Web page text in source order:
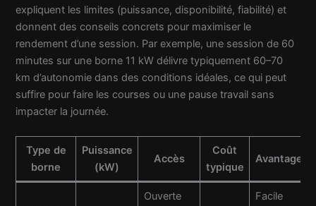
expliquent les limites (puissance, disponibilité, fiabilité) et
donnent des conseils concrets pour maximiser le
rendement d’une session. Par exemple, une session de 60
minutes sur une borne 11 kW délivre typiquement 60–70
km d’autonomie dans des conditions idéales, ce qui peut
suffire pour faire les courses ou une pause travail sans
impacter la journée.
Type de
borne
Puissance
(kW)
Accès
Coût
typique
Avantages
Ouverte
Facile